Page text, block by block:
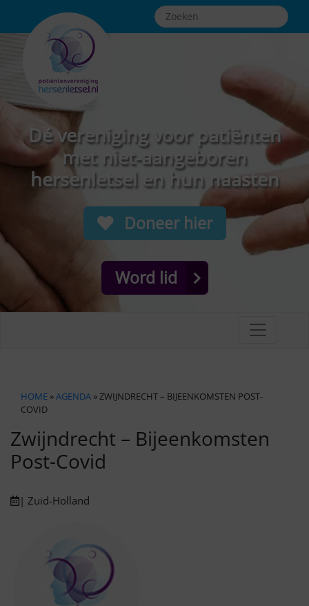
Dé vereniging voor patiënten
met niet-aangeboren
hersenletsel en hun naasten
Doneer hier
Word lid
HOME »AGENDA » ZWIJNDRECHT – BIJEENKOMSTEN POST-
COVID
Zwijndrecht – Bijeenkomsten
Post-Covid
| Zuid-Holland